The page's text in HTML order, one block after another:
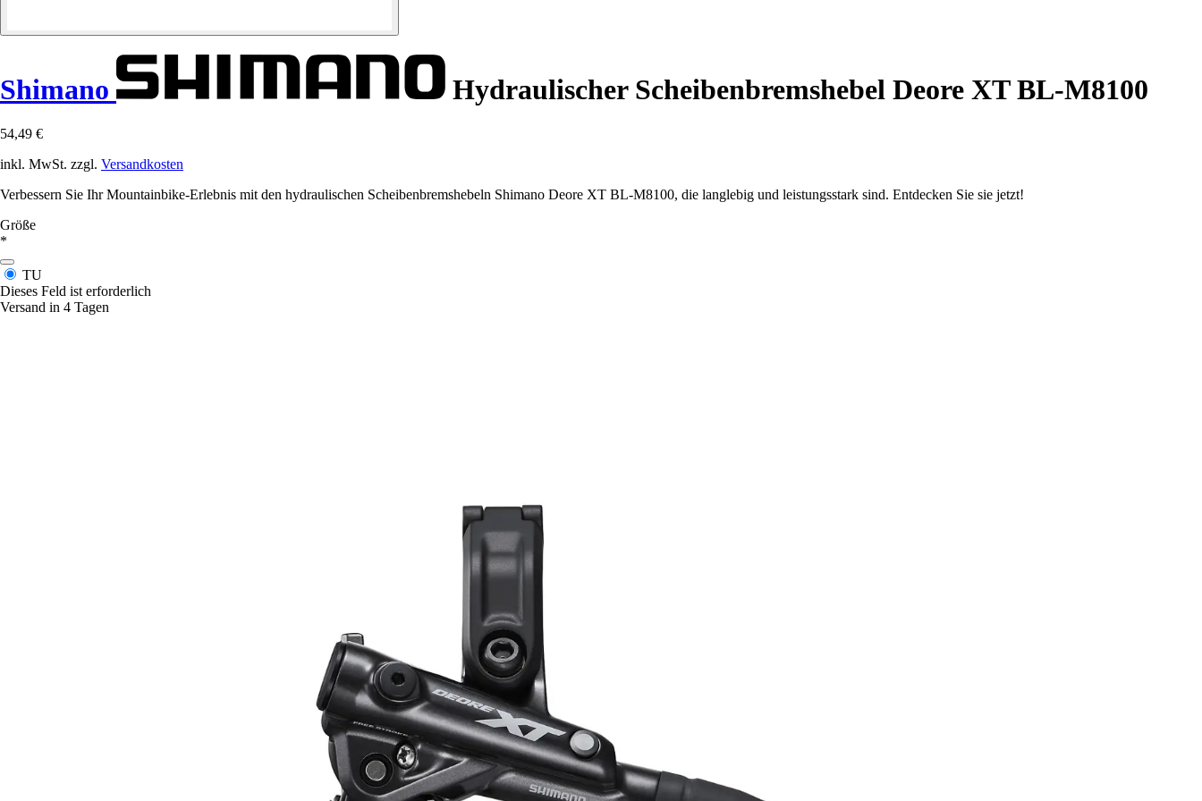
Shimano Hydraulischer Scheibenbremshebel Deore XT BL-M8100
54,49 €
inkl. MwSt. zzgl. Versandkosten
Verbessern Sie Ihr Mountainbike-Erlebnis mit den hydraulischen Scheibenbremshebeln Shimano Deore XT BL-M8100, die langlebig und leistungsstark sind. Entdecken Sie sie jetzt!
Größe
*
TU
Dieses Feld ist erforderlich
Versand in 4 Tagen